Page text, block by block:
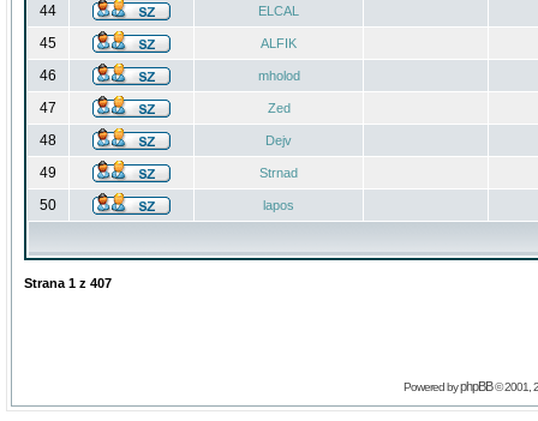
44 ELCAL
45 ALFIK
46 mholod
47 Zed
48 Dejv
49 Strnad
50 lapos
Strana 1 z 407
Powered byphpBB© 2001,